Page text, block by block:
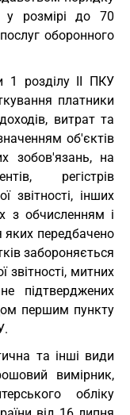
у розмірі до 70
послуг оборонного
1 розділу II ПКУ
платники
витрат та
об'єктів
зобов'язань, на
регістрів
звітності, інших
з обчисленням і
яких передбачено
забороняється
звітності, митних
підтверджених
першим пункту
та інші види
вимірник,
обліку